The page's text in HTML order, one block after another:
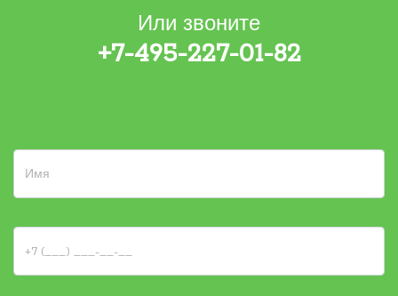
Или звоните
+7-495-227-01-82